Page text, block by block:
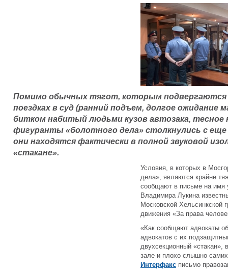
Помимо обычных тягот, которым подвергаются
поездках в суд (ранний подъем, долгое
битком набитый людьми кузов автозака, тесное
фигуранты «болотного дела» столкнулись с
они находятся фактически в полной звуковой
«стакане».
Условия, в которых в
дела», являются крайне
сообщают в письме на имя
Владимира Лукина
Московской
движения «За права
«Как сообщают адвокаты
адвокатов с их
двухсекционный
зале и плохо слышно
Интерфакс письмо